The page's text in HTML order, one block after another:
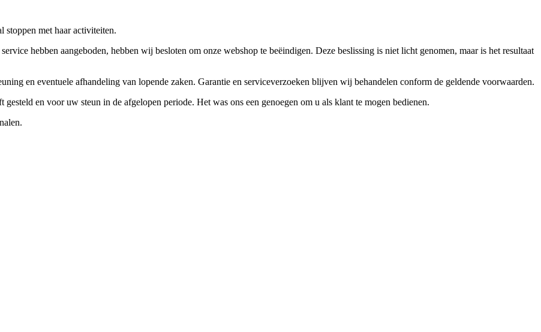
met haar activiteiten.
hebben aangeboden, hebben wij besloten om onze webshop te beëindigen. Deze beslissing is niet licht genomen, maar is het resultaat
en eventuele afhandeling van lopende zaken. Garantie en serviceverzoeken blijven wij behandelen conform de geldende voorwaarden.
en voor uw steun in de afgelopen periode. Het was ons een genoegen om u als klant te mogen bedienen.